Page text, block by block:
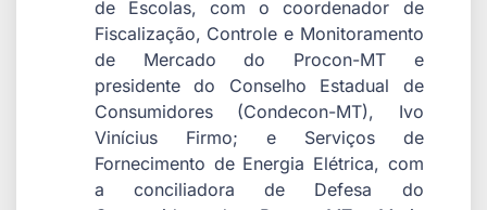
de Escolas, com o coordenador de
Fiscalização, Controle e Monitoramento
de Mercado do Procon-MT e
presidente do Conselho Estadual de
Consumidores (Condecon-MT), Ivo
Vinícius Firmo; e Serviços de
Fornecimento de Energia Elétrica, com
a conciliadora de Defesa do